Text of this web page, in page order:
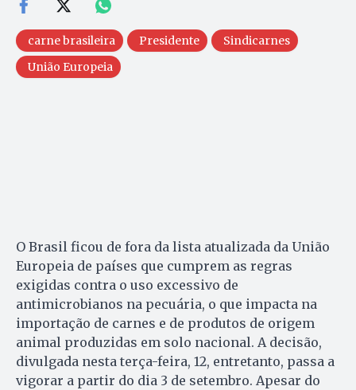
carne brasileira Presidente
Sindicarnes
União Europeia
O Brasil ficou de fora da lista atualizada da União
Europeia de países que cumprem as regras
exigidas contra o uso excessivo de
antimicrobianos na pecuária, o que impacta na
importação de carnes e de produtos de origem
animal produzidas em solo nacional. A decisão,
divulgada nesta terça-feira, 12, entretanto, passa a
vigorar a partir do dia 3 de setembro. Apesar do